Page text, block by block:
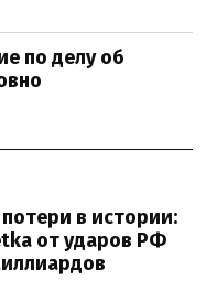
по делу об
в истории:
от ударов РФ